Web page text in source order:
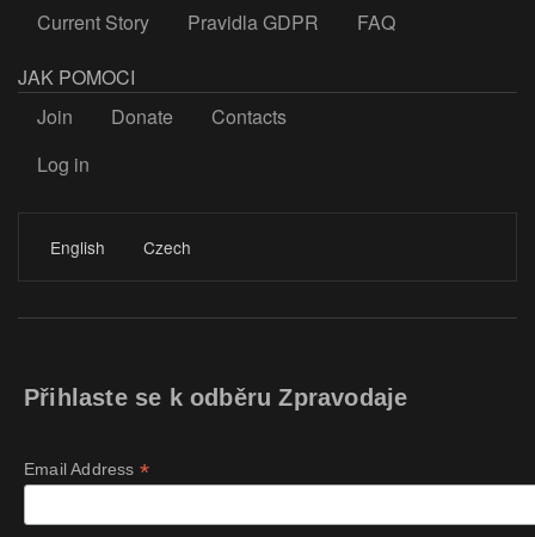
Current Story
Pravidla GDPR
FAQ
JAK POMOCI
Join
Donate
Contacts
LOGIN
Log in
English Czech
Přihlaste se k odběru Zpravodaje
Email Address *